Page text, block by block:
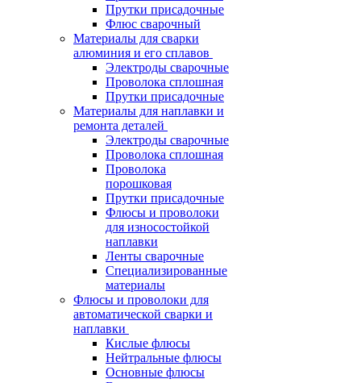
Прутки присадочные
Флюс сварочный
Материалы для сварки
алюминия и его сплавов
Электроды сварочные
Проволока сплошная
Прутки присадочные
Материалы для наплавки и
ремонта деталей
Электроды сварочные
Проволока сплошная
Проволока
порошковая
Прутки присадочные
Флюсы и проволоки
для износостойкой
наплавки
Ленты сварочные
Специализированные
материалы
Флюсы и проволоки для
автоматической сварки и
наплавки
Кислые флюсы
Нейтральные флюсы
Основные флюсы